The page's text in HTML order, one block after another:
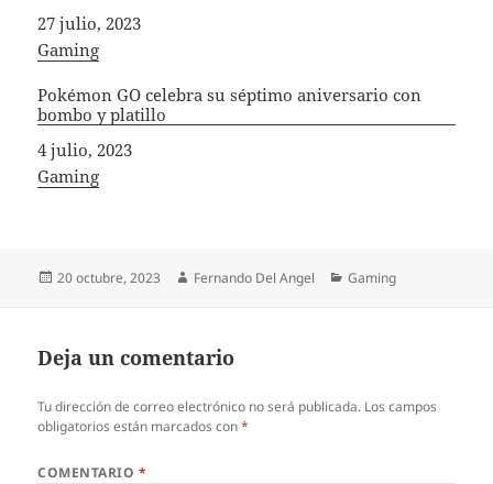
Fecha
27 julio, 2023
In relation to
Gaming
Pokémon GO celebra su séptimo aniversario con
bombo y platillo
Fecha
4 julio, 2023
In relation to
Gaming
Publicado
20 octubre, 2023 Autor
Fernando Del Angel Categorías
Gaming
Deja un comentario
Tu dirección de correo electrónico no será publicada. Los campos
obligatorios están marcados con*
COMENTARIO *